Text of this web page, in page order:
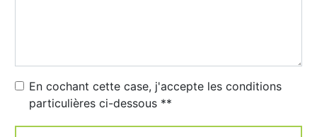
En cochant cette case, j'accepte les conditions
particulières ci-dessous **